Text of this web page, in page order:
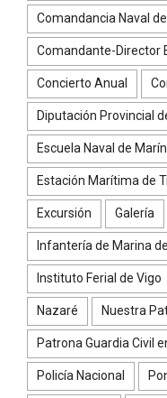
Comandancia Naval
Comandante-Director
Concierto Anual
Diputación Provincial
Escuela Naval de Marín
Estación Marítima de
Excursión Galería
Infantería de Marina
Instituto Ferial de Vigo
Nazaré Nuestra
Patrona Guardia Civil
Policía Nacional